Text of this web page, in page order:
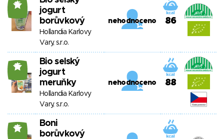
15
jogurt
borůvkový
Hollandia Karlovy
Vary, s.r.o.
nehodnoceno 86
15
Bio selský
jogurt
meruňky
Hollandia Karlovy
Vary, s.r.o.
nehodnoceno 88
15
Boni
borůvkový